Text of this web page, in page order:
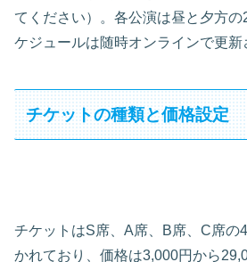
てください）。各公演は昼と夕方
ケジュールは随時オンラインで更新
チケットの種類と価格設定
チケットはS席、A席、B席、C席の
かれており、価格は3,000円から